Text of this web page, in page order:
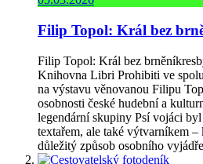
Filip Topol: Král bez
Filip Topol: Král bez
Knihovna Libri Prohibiti ve
na výstavu věnovanou Filipu
osobnosti české hudební a
legendární skupiny Psí vojáci
textařem, ale také výtvarníkem –
důležitý způsob osobního